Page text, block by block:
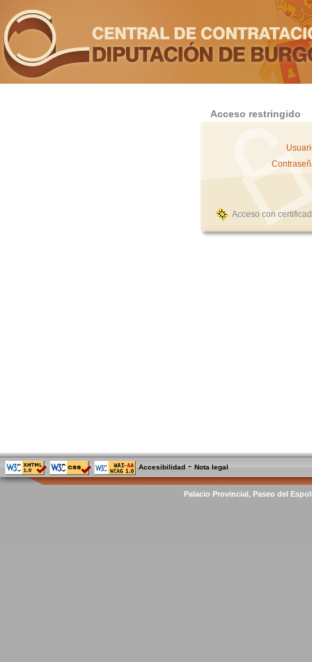
Acceso restringido
Acceso con
Accesibilidad -Nota legal
Palacio Provincial, Paseo del